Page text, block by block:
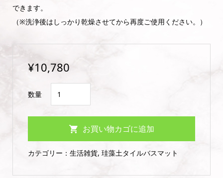
できます。
（※洗浄後はしっかり乾燥させてから再度ご使用ください。）
¥10,780
数量
藻
土
ル
バ
お買い物カゴに追加
カテゴリー： 生活雑貨, 珪藻土タイルバスマット